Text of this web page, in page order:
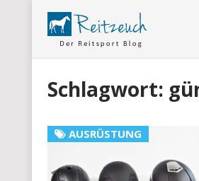
Schlagwort:
AUSRÜSTUNG